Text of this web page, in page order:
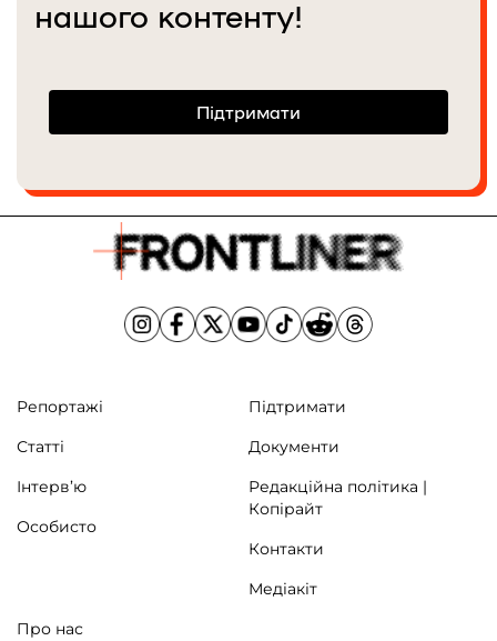
нашого контенту!
Підтримати
Репортажі
Статті
Інтерв’ю
Особисто
Підтримати
Документи
Редакційна політика |
Копірайт
Контакти
Медіакіт
Про нас